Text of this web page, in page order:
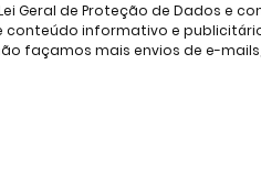
Lei Geral de Proteção de Dados
informativo e publicitário
façamos mais envios de e-